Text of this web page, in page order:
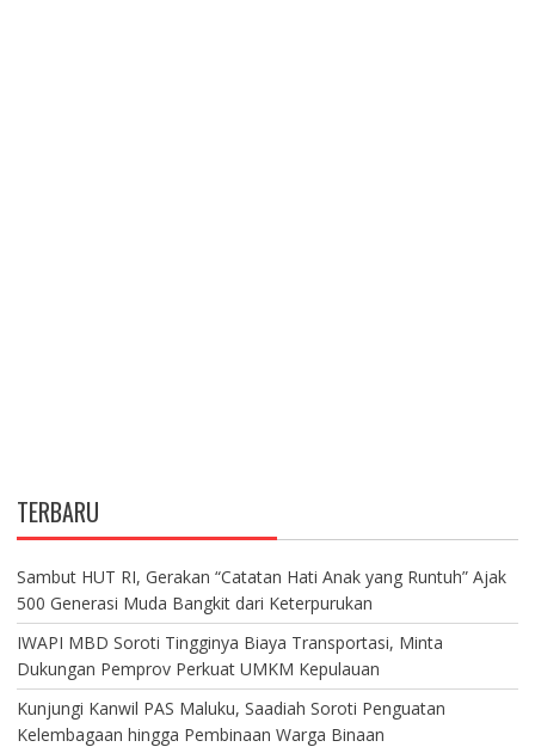
TERBARU
Sambut HUT RI, Gerakan “Catatan Hati Anak yang Runtuh” Ajak
500 Generasi Muda Bangkit dari Keterpurukan
IWAPI MBD Soroti Tingginya Biaya Transportasi, Minta
Dukungan Pemprov Perkuat UMKM Kepulauan
Kunjungi Kanwil PAS Maluku, Saadiah Soroti Penguatan
Kelembagaan hingga Pembinaan Warga Binaan